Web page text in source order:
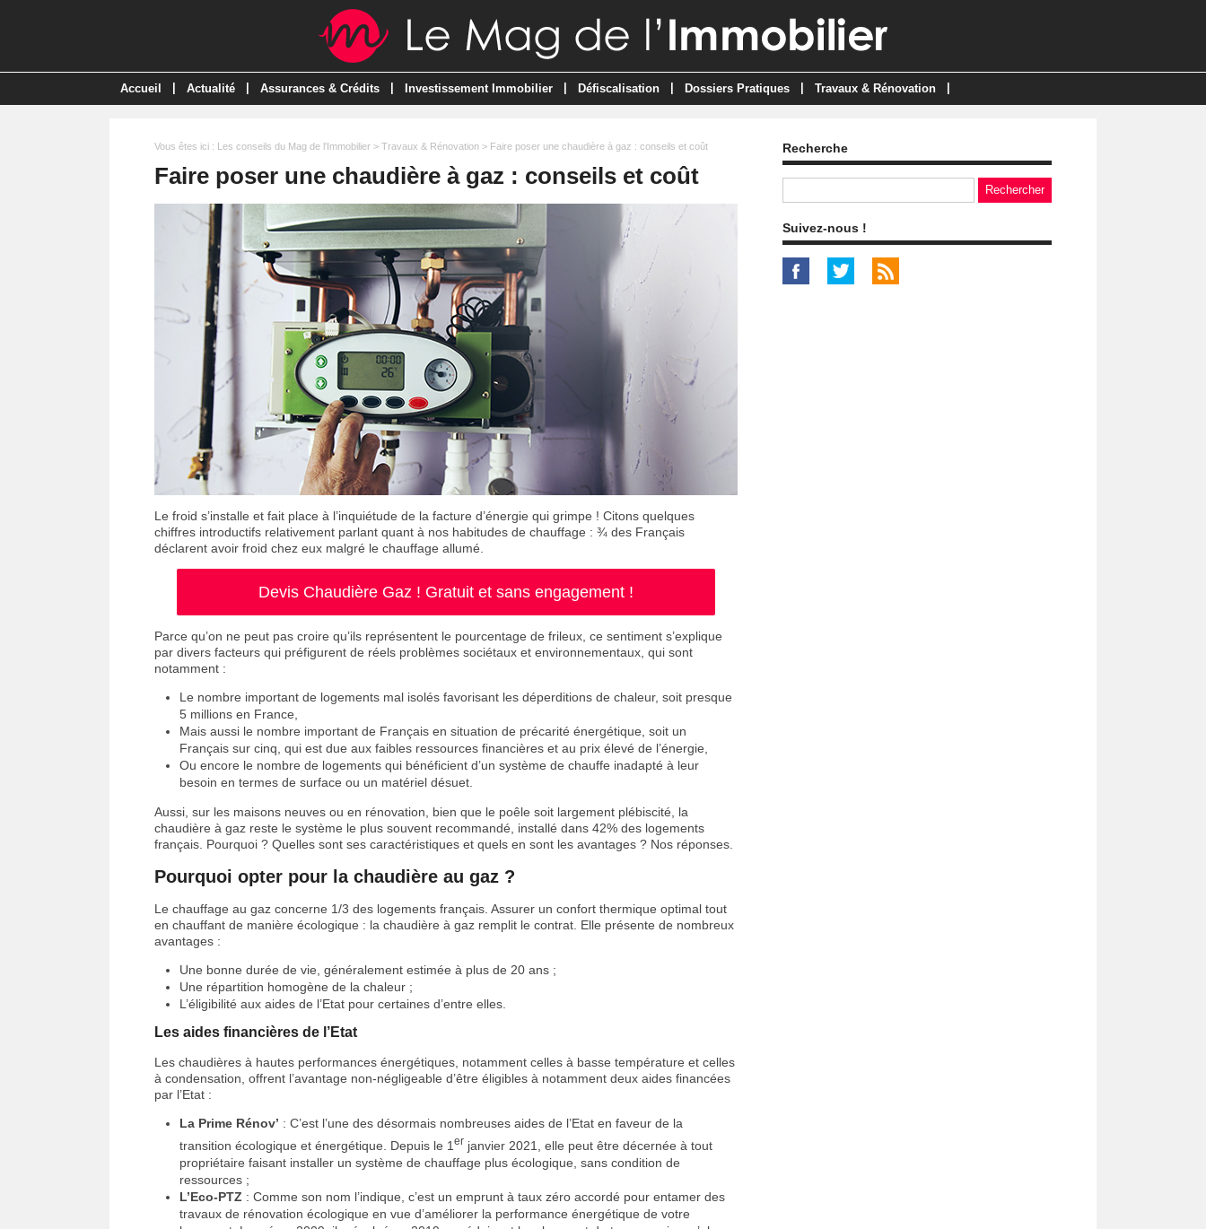
Accueil Actualité Assurances & Crédits Investissement Immobilier Défiscalisation Dossiers Pratiques Travaux & Rénovation
Vous êtes ici : Les conseils du Mag de l'Immobilier > Travaux & Rénovation > Faire poser une chaudière à gaz : conseils et coût
Faire poser une chaudière à gaz : conseils et coût
Le froid s’installe et fait place à l’inquiétude de la facture d’énergie qui grimpe ! Citons quelques
chiffres introductifs relativement parlant quant à nos habitudes de chauffage : ¾ des Français
déclarent avoir froid chez eux malgré le chauffage allumé.
Devis Chaudière Gaz ! Gratuit et sans engagement !
Parce qu’on ne peut pas croire qu’ils représentent le pourcentage de frileux, ce sentiment s’explique
par divers facteurs qui préfigurent de réels problèmes sociétaux et environnementaux, qui sont
notamment :
Le nombre important de logements mal isolés favorisant les déperditions de chaleur, soit presque
5 millions en France,
Mais aussi le nombre important de Français en situation de précarité énergétique, soit un
Français sur cinq, qui est due aux faibles ressources financières et au prix élevé de l’énergie,
Ou encore le nombre de logements qui bénéficient d’un système de chauffe inadapté à leur
besoin en termes de surface ou un matériel désuet.
Aussi, sur les maisons neuves ou en rénovation, bien que le poêle soit largement plébiscité, la
chaudière à gaz reste le système le plus souvent recommandé, installé dans 42% des logements
français. Pourquoi ? Quelles sont ses caractéristiques et quels en sont les avantages ? Nos réponses.
Pourquoi opter pour la chaudière au gaz ?
Le chauffage au gaz concerne 1/3 des logements français. Assurer un confort thermique optimal tout
en chauffant de manière écologique : la chaudière à gaz remplit le contrat. Elle présente de nombreux
avantages :
Une bonne durée de vie, généralement estimée à plus de 20 ans ;
Une répartition homogène de la chaleur ;
L’éligibilité aux aides de l’Etat pour certaines d’entre elles.
Les aides financières de l’Etat
Les chaudières à hautes performances énergétiques, notamment celles à basse température et celles
à condensation, offrent l’avantage non-négligeable d’être éligibles à notamment deux aides financées
par l’Etat :
La Prime Rénov’ : C’est l’une des désormais nombreuses aides de l’Etat en faveur de la
transition écologique et énergétique. Depuis le 1 er janvier 2021, elle peut être décernée à tout
propriétaire faisant installer un système de chauffage plus écologique, sans condition de
ressources ;
L’Eco-PTZ : Comme son nom l’indique, c’est un emprunt à taux zéro accordé pour entamer des
travaux de rénovation écologique en vue d’améliorer la performance énergétique de votre
Recherche
Suivez-nous !